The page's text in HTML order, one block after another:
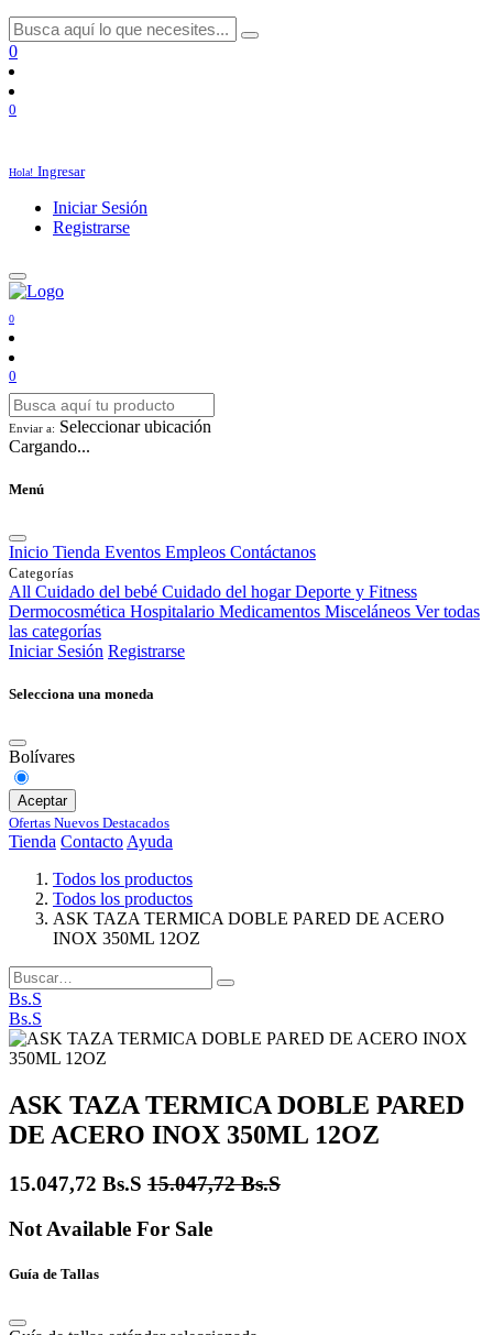
0
0
Hola! Ingresar
Iniciar Sesión
Registrarse
0
0
Enviar a: Seleccionar ubicación
Cargando...
Menú
Inicio Tienda Eventos Empleos Contáctanos
Categorías
All Cuidado del bebé Cuidado del hogar Deporte y Fitness
Dermocosmética Hospitalario Medicamentos Misceláneos Ver todas
las categorías
Iniciar Sesión Registrarse
Selecciona una moneda
Bolívares
Aceptar
Ofertas Nuevos Destacados
Tienda Contacto Ayuda
Todos los productos
Todos los productos
ASK TAZA TERMICA DOBLE PARED DE ACERO
INOX 350ML 12OZ
Bs.S
Bs.S
ASK TAZA TERMICA DOBLE PARED
DE ACERO INOX 350ML 12OZ
15.047,72 Bs.S 15.047,72Bs.S
Not Available For Sale
Guía de Tallas